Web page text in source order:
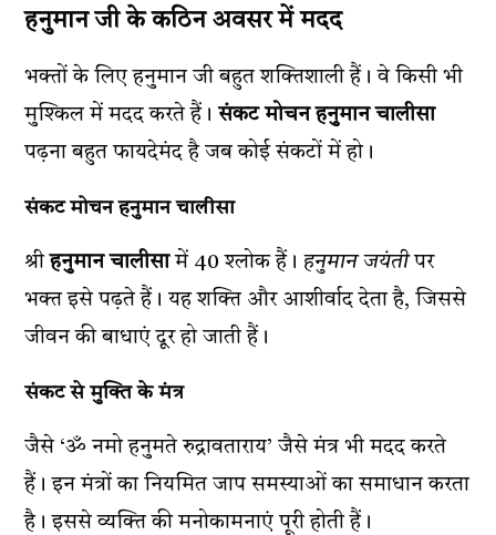
हनुमान जी के कठिन अवसर में मदद
भक्तों के लिए हनुमान जी बहुत शक्तिशाली हैं। वे किसी भी
मुश्किल में मदद करते हैं।संकट मोचन हनुमान चालीसा
पढ़ना बहुत फायदेमंद है जब कोई संकटों में हो।
संकट मोचन हनुमान चालीसा
श्रीहनुमान चालीसामें 40 श्लोक हैं।हनुमान जयंतीपर
भक्त इसे पढ़ते हैं। यह शक्ति और आशीर्वाद देता है, जिससे
जीवन की बाधाएं दूर हो जाती हैं।
संकट से मुक्ति के मंत्र
जैसे ‘ॐ नमो हनुमते रुद्रावताराय’ जैसे मंत्र भी मदद करते
हैं। इन मंत्रों का नियमित जाप समस्याओं का समाधान करता
है। इससे व्यक्ति की मनोकामनाएं पूरी होती हैं।